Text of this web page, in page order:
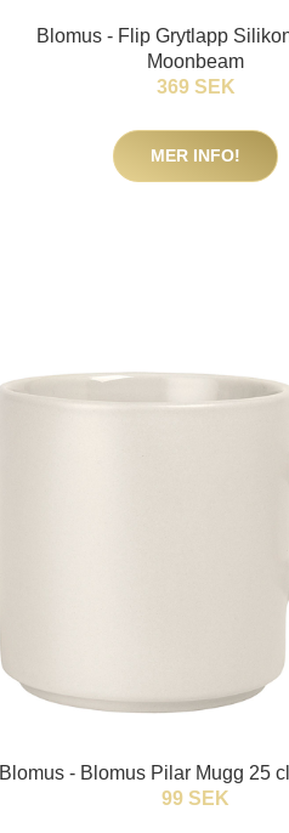
Blomus - Flip Grytlapp
Moonbeam
369 SEK
MER INFO!
Blomus - Blomus Pilar Mugg 25
99 SEK